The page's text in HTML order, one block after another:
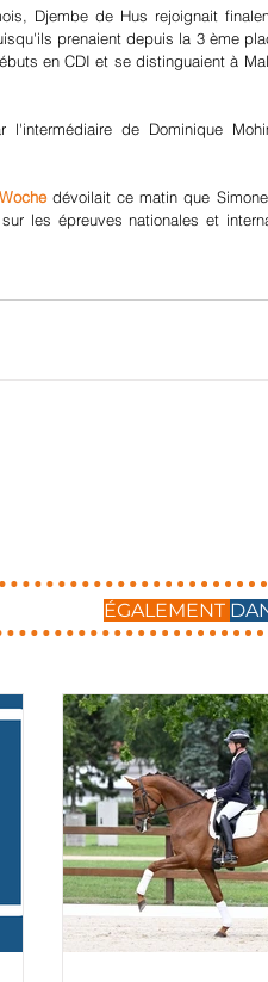
Djembe de Hus rejoignait
prenaient depuis la 3 ème
en CDI et se distinguaient à
de Dominique
dévoilait ce matin que
les épreuves nationales et
ÉGALEMENT